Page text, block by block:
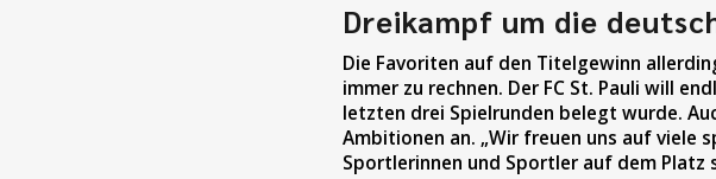
Dreikampf um die
Die Favoriten auf den Titelgewinn
immer zu rechnen. Der FC St. Pauli will
letzten drei Spielrunden belegt wurde.
Ambitionen an. „Wir freuen uns auf viele
Sportlerinnen und Sportler auf dem Platz